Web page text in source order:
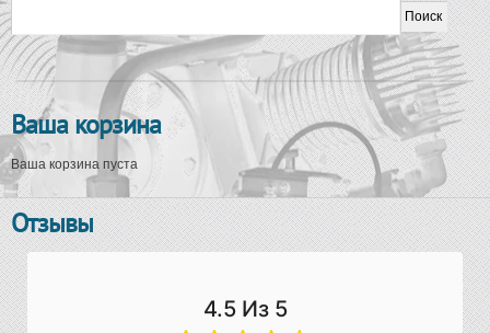
Ваша корзина
Ваша корзина пуста
Отзывы
4.5Из 5